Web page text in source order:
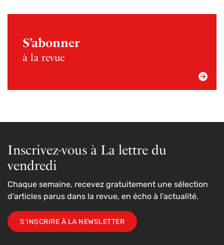
S’abonner
à la revue
Inscrivez-vous à La lettre du
vendredi
Chaque semaine, recevez gratuitement une sélection
d'articles parus dans la revue, en écho à l'actualité.
S'INSCRIRE À LA NEWSLETTER